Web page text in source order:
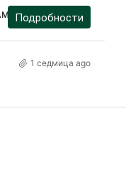
Подробности
1 седмица ago